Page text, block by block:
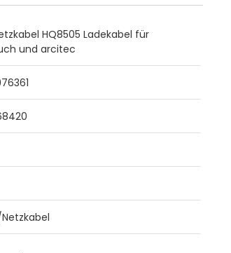
HQ8505 Ladekabel für
und arcitec